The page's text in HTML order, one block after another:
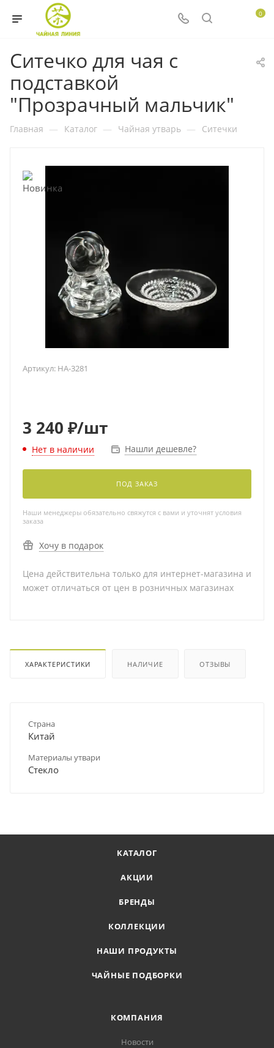
0
Ситечко для чая с
подставкой
"Прозрачный мальчик"
Главная — Каталог — Чайная утварь — Ситечки
Артикул: HA-3281
3 240 ₽/шт
Нет в наличии Нашли дешевле?
ПОД ЗАКАЗ
Наши менеджеры обязательно свяжутся с вами и уточнят условия
заказа
Хочу в подарок
Цена действительна только для интернет-магазина и
может отличаться от цен в розничных магазинах
ХАРАКТЕРИСТИКИ НАЛИЧИЕ ОТЗЫВЫ
Страна
Китай
Материалы утвари
Стекло
КАТАЛОГ
АКЦИИ
БРЕНДЫ
КОЛЛЕКЦИИ
НАШИ ПРОДУКТЫ
ЧАЙНЫЕ ПОДБОРКИ
КОМПАНИЯ
Новости